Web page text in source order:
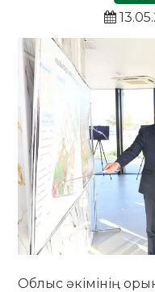
Облыс әкімінің